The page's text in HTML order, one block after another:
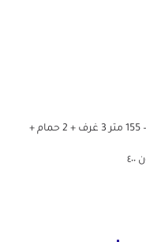
شقة للبيع مدينة الشروق بالحي التالت شرق – 155 متر 3 غرف + 2 حمام +